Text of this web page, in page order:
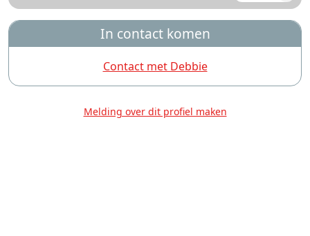
In contact komen
Contact met Debbie
Melding over dit profiel maken